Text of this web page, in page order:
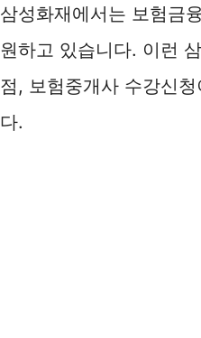
삼성화재에서는 보험금
원하고 있습니다. 이런
점, 보험중개사 수강신
다.